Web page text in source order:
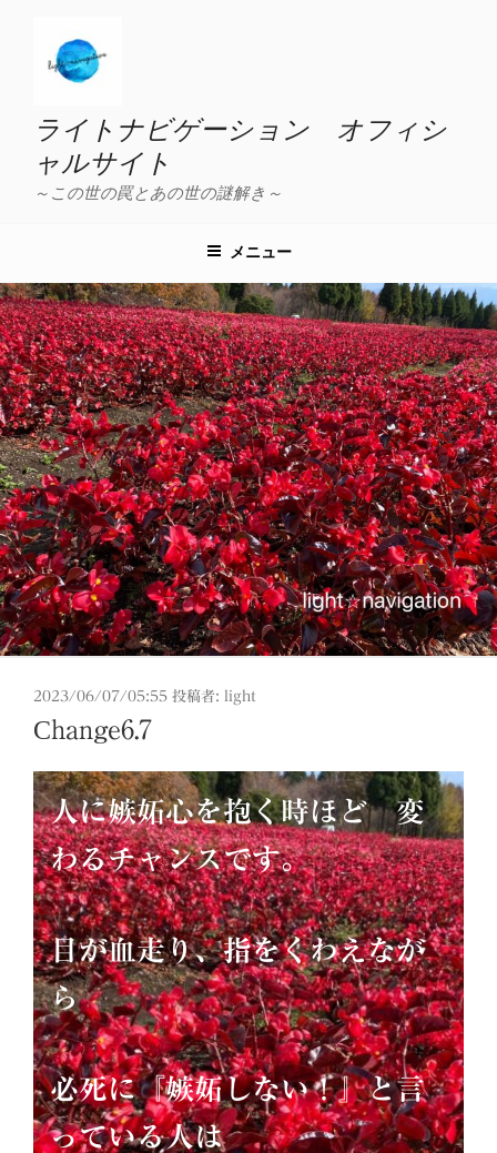
ライトナビゲーション オフィシ
ャルサイト
～この世の罠とあの世の謎解き～
メニュー
投
稿
日:
2023/06/07/05:55 投稿者: light
Change6.7
人に嫉妬心を抱く時ほど 変
わるチャンスです。
目が血走り、指をくわえなが
ら
必死に『嫉妬しない！』と言
っている人は